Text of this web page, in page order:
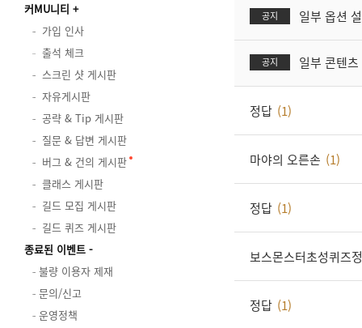
커MU니티
가입 인사
출석 체크
스크린 샷 게시판
자유게시판
공략 & Tip 게시판
질문 & 답변 게시판
버그 & 건의 게시판
클래스 게시판
길드 모집 게시판
길드 퀴즈 게시판
종료된 이벤트
불량 이용자 제재
문의/신고
운영정책
공지 일부 옵션
공지 일부 콘텐
정답 (1)
마야의 오른손 (1)
정답 (1)
보스몬스터초성퀴즈
정답 (1)